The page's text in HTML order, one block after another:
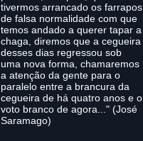
tivermos arrancado os farrapos
de falsa normalidade com que
temos andado a querer tapar a
chaga, diremos que a cegueira
desses dias regressou sob
uma nova forma, chamaremos
a atenção da gente para o
paralelo entre a brancura da
cegueira de há quatro anos e o
voto branco de agora..." (José
Saramago)